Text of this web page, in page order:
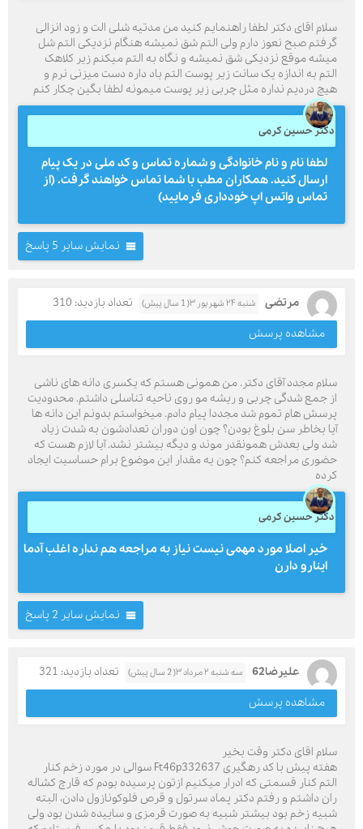
سلام اقای دکتر لطفا راهنمایم کنید من مدتیه شلی الت و زود انزالی
گرفتم صبح نعوز دارم ولی التم شق نمیشه هنگام نزدیکی التم شل
میشه موقع نزدیکی شق نمیشه و نگاه به التم میکنم زیر کلاهک
التم به اندازه یک سانت زیر پوست التم باد داره دست میزنی نرم و
هیچ دردیم نداره مثل چربی زیر پوست میمونه لطفا بگین چکار کنم
دکتر حسین کرمی
لطفا نام و نام خانوادگی و شماره تماس و کد ملی در یک پیام
ارسال کنید. همکاران مطب با شما تماس خواهند گرفت. (از
تماس واتس اپ خودداری فرمایید)
نمایش سایر 5 پاسخ
مرتضی شنبه ۲۴ شهریور ۳( 1 سال پیش)
تعداد بازدید: 310
مشاهده پرسش
سلام مجدد آقای دکتر‌. من همونی هستم که یکسری دانه های ناشی
از جمع شدگی چربی و ریشه مو روی ناحیه تناسلی داشتم. محدودیت
پرسش هام تموم شد مجددا پیام دادم. میخواستم بدونم این دانه ها
آیا بخاطر سن بلوغ بودن؟ چون اون دوران تعدادشون به شدت زیاد
شد ولی بعدش همونقدر موند و دیگه بیشتر نشد. آیا لازم هست که
حضوری مراجعه کنم؟ چون یه مقدار این موضوع برام حساسیت ایجاد
کرده
دکتر حسین کرمی
خیر اصلا مورد مهمی نیست نیاز به مراجعه هم نداره اغلب آدما
اینارو دارن
نمایش سایر 2 پاسخ
علیرضا62 سه شنبه ۲ مرداد ۳( 2 سال پیش)
تعداد بازدید: 321
مشاهده پرسش
سلام اقای دکتر وقت بخیر
هفته پیش با کد رهگیری Ft46p332637 سوالی در مورد زخم کنار
التم کنار قسمتی که ادرار میکنیم ازتون پرسیده بودم که قارچ کشاله
ران داشتم و رفتم دکتر پماد سرتول و قرص فلوکونازول دادن، البته
شبیه زخم بود بیشتر شبیه به صورت قرمزی و ساییده شدن بود ولی